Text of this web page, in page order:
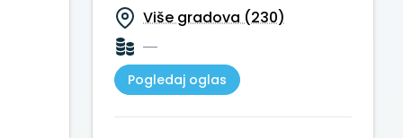
Više gradova (230)
—
Pogledaj oglas